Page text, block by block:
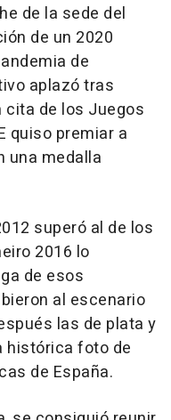
de la sede del
de un 2020
de
aplazó tras
de los Juegos
quiso premiar a
una medalla
superó al de los
2016 lo
de esos
al escenario
las de plata y
histórica foto de
de España.